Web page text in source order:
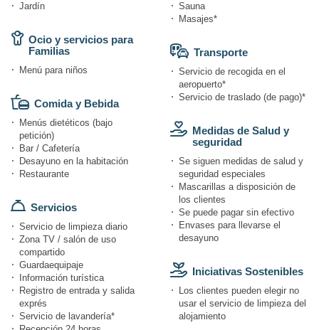
Jardín
Ocio y servicios para
Familias
Menú para niños
Comida y Bebida
Menús dietéticos (bajo
petición)
Bar / Cafetería
Desayuno en la habitación
Restaurante
Servicios
Servicio de limpieza diario
Zona TV / salón de uso
compartido
Guardaequipaje
Información turística
Registro de entrada y salida
exprés
Servicio de lavandería*
Sauna
Masajes*
Transporte
Servicio de recogida en el
aeropuerto*
Servicio de traslado (de pago)*
Medidas de Salud y
seguridad
Se siguen medidas de salud y
seguridad especiales
Mascarillas a disposición de
los clientes
Se puede pagar sin efectivo
Envases para llevarse el
desayuno
Iniciativas Sostenibles
Los clientes pueden elegir no
usar el servicio de limpieza del
alojamiento